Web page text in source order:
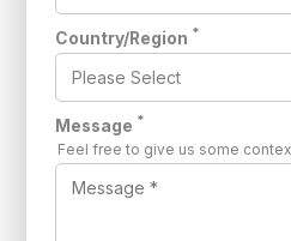
Country/Region *
Message *
Feel free to give us some